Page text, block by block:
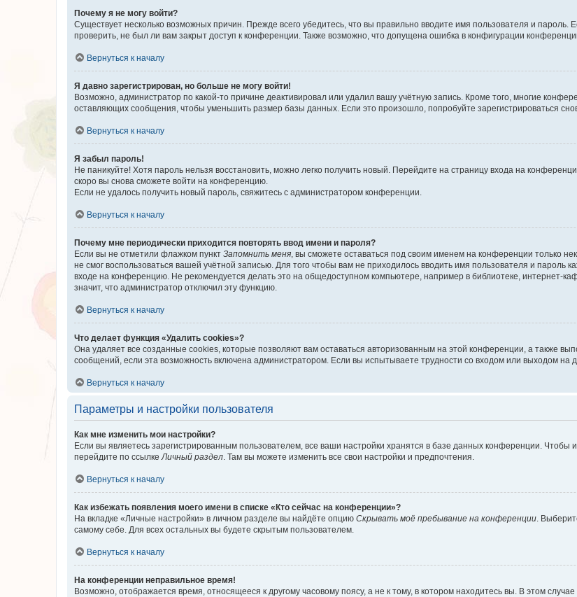
Почему я не могу войти?
Существует несколько возможных причин. Прежде всего убедитесь, что вы правильно вводите имя пользователя и
проверить, не был ли вам закрыт доступ к конференции. Также возможно, что допущена ошибка в конфигурации
Вернуться к началу
Я давно зарегистрирован, но больше не могу войти!
Возможно, администратор по какой-то причине деактивировал или удалил вашу учётную запись. Кроме того, многие
оставляющих сообщения, чтобы уменьшить размер базы данных. Если это произошло, попробуйте зарегистрироваться
Вернуться к началу
Я забыл пароль!
Не паникуйте! Хотя пароль нельзя восстановить, можно легко получить новый. Перейдите на страницу входа на
скоро вы снова сможете войти на конференцию.
Если не удалось получить новый пароль, свяжитесь с администратором конференции.
Вернуться к началу
Почему мне периодически приходится повторять ввод имени и пароля?
Если вы не отметили флажком пункт Запомнить меня, вы сможете оставаться под своим именем на конференции только
не смог воспользоваться вашей учётной записью. Для того чтобы вам не приходилось вводить имя пользователя и пароль
входе на конференцию. Не рекомендуется делать это на общедоступном компьютере, например в библиотеке, интернет-
значит, что администратор отключил эту функцию.
Вернуться к началу
Что делает функция «Удалить cookies»?
Она удаляет все созданные cookies, которые позволяют вам оставаться авторизованным на этой конференции, а также
сообщений, если эта возможность включена администратором. Если вы испытываете трудности со входом или выходом
Вернуться к началу
Параметры и настройки пользователя
Как мне изменить мои настройки?
Если вы являетесь зарегистрированным пользователем, все ваши настройки хранятся в базе данных конференции. Чтобы
перейдите по ссылкеЛичный раздел. Там вы можете изменить все свои настройки и предпочтения.
Вернуться к началу
Как избежать появления моего имени в списке «Кто сейчас на конференции»?
На вкладке «Личные настройки» в личном разделе вы найдёте опцию Скрывать моё пребывание на конференции.
самому себе. Для всех остальных вы будете скрытым пользователем.
Вернуться к началу
На конференции неправильное время!
Возможно, отображается время, относящееся к другому часовому поясу, а не к тому, в котором находитесь вы. В этом